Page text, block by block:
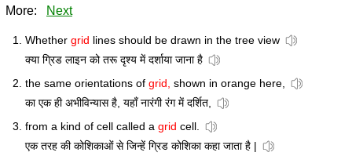
More: Next
Whether grid lines should be drawn in the tree view
क्या ग्रिड लाइन को तरू दृश्य में दर्शाया जाना है
the same orientations of grid, shown in orange here,
का एक ही अभीविन्यास है, यहाँ नारंगी रंग में दर्शित,
from a kind of cell called a grid cell.
एक तरह की कोशिकाओं से जिन्हें ग्रिड कोशिका कहा जाता है |